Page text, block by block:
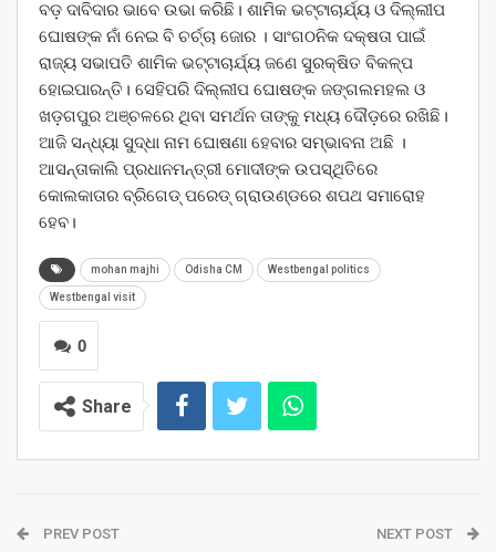
ବଡ଼ ଦାବିଦାର ଭାବେ ଉଭା କରିଛି। ଶାମିକ ଭଟ୍ଟାଚାର୍ଯ୍ୟ ଓ ଦିଲ୍ଲୀପ
ଘୋଷଙ୍କ ନାଁ ନେଇ ବି ଚର୍ଚ୍ଚା ଜୋର । ସାଂଗଠନିକ ଦକ୍ଷତା ପାଇଁ
ରାଜ୍ୟ ସଭାପତି ଶାମିକ ଭଟ୍ଟାଚାର୍ଯ୍ୟ ଜଣେ ସୁରକ୍ଷିତ ବିକଳ୍ପ
ହୋଇପାରନ୍ତି। ସେହିପରି ଦିଲ୍ଲୀପ ଘୋଷଙ୍କ ଜଙ୍ଗଲମହଲ ଓ
ଖଡ଼ଗପୁର ଅଞ୍ଚଳରେ ଥିବା ସମର୍ଥନ ତାଙ୍କୁ ମଧ୍ୟ ଦୌଡ଼ରେ ରଖିଛି।
ଆଜି ସନ୍ଧ୍ୟା ସୁଦ୍ଧା ନାମ ଘୋଷଣା ହେବାର ସମ୍ଭାବନା ଅଛି ।
ଆସନ୍ତାକାଲି ପ୍ରଧାନମନ୍ତ୍ରୀ ମୋଦୀଙ୍କ ଉପସ୍ଥିତିରେ
କୋଲକାତାର ବ୍ରିଗେଡ୍ ପରେଡ୍ ଗ୍ରାଉଣ୍ଡରେ ଶପଥ ସମାରୋହ
ହେବ।
mohan majhi Odisha CM Westbengal politics
Westbengal visit
0
Share
PREV POST NEXT POST